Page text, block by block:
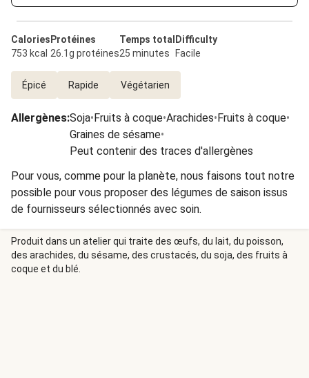
Calories
753 kcal
Protéines
26.1g protéines
Temps total
25 minutes
Difficulty
Facile
Épicé Rapide Végétarien
Allergènes:Soja•Fruits à coque•Arachides•Fruits à coque•
Graines de sésame•
Peut contenir des traces d'allergènes
Pour vous, comme pour la planète, nous faisons tout notre
possible pour vous proposer des légumes de saison issus
de fournisseurs sélectionnés avec soin.
Produit dans un atelier qui traite des œufs, du lait, du poisson,
des arachides, du sésame, des crustacés, du soja, des fruits à
coque et du blé.